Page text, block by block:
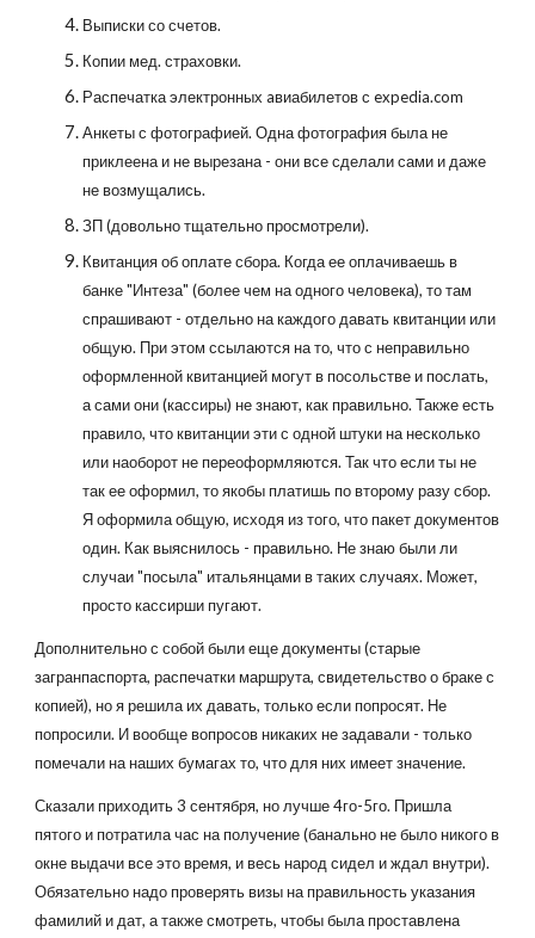
Выписки со счетов.
Копии мед. страховки.
Распечатка электронных aвиабилетов с expedia.com
Анкеты с фотографией. Одна фотография была не
приклеена и не вырезана - они все сделали сами и даже
не возмущались.
ЗП (довольно тщательно просмотрели).
Квитанция об оплате сбора. Когда ее оплачиваешь в
банке "Интеза" (более чем на одного человека), то там
спрашивают - отдельно на каждого давать квитанции или
общую. При этом ссылаются на то, что с неправильно
оформленной квитанцией могут в посольстве и послать,
а сами они (кассиры) не знают, как правильно. Также есть
правило, что квитанции эти с одной штуки на несколько
или наоборот не переоформляются. Так что если ты не
так ее оформил, то якобы платишь по второму разу сбор.
Я оформила общую, исходя из того, что пакет документов
один. Как выяснилось - правильно. Не знаю были ли
случаи "посыла" итальянцами в таких случаях. Может,
просто кассирши пугают.
Дополнительно с собой были еще документы (старые
загранпаспорта, распечатки маршрута, свидетельство о браке с
копией), но я решила их давать, только если попросят. Не
попросили. И вообще вопросов никаких не задавали - только
помечали на наших бумагах то, что для них имеет значение.
Сказали приходить 3 сентября, но лучше 4го-5го. Пришла
пятого и потратила час на получение (банально не было никого в
окне выдачи все это время, и весь народ сидел и ждал внутри).
Обязательно надо проверять визы на правильность указания
фамилий и дат, а также смотреть, чтобы была проставлена